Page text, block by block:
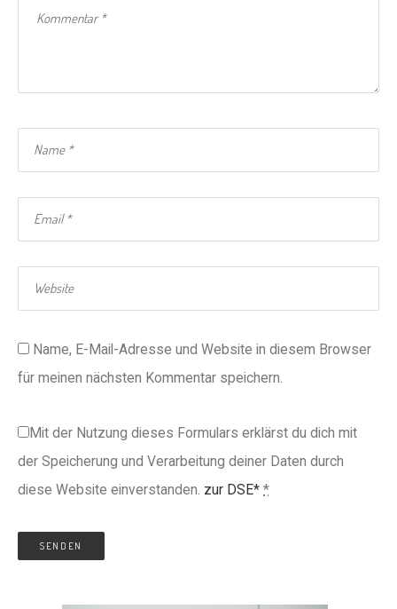
Name, E-Mail-Adresse und Website in diesem Browser
für meinen nächsten Kommentar speichern.
Mit der Nutzung dieses Formulars erklärst du dich mit
der Speicherung und Verarbeitung deiner Daten durch
diese Website einverstanden. zur DSE* *